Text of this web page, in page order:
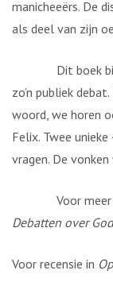
manicheeërs. De
als deel van zijn
Dit boek biedt
zo’n publiek
woord, we horen
Felix. Twee
vragen. De
Voor meer
Debatten over
Voor recensie in